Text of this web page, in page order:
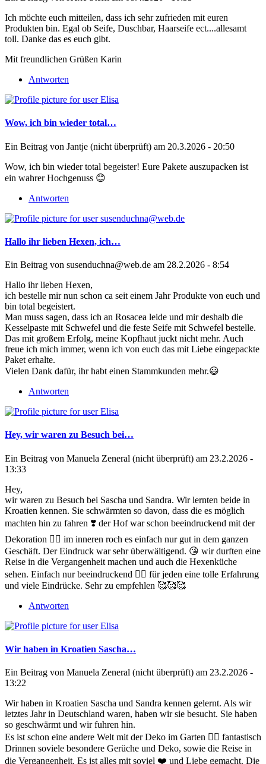
Ich möchte euch mitteilen, dass ich sehr zufrieden mit euren
Produkten bin. Egal ob Seife, Duschbar, Haarseife ect....allesamt
toll. Danke das es euch gibt.
Mit freundlichen Grüßen Karin
Antworten
Wow, ich bin wieder total…
Ein Beitrag von Jantje (nicht überprüft) am 20.3.2026 - 20:50
Wow, ich bin wieder total begeister! Eure Pakete auszupacken ist
ein wahrer Hochgenuss 😊
Antworten
Hallo ihr lieben Hexen, ich…
Ein Beitrag von susenduchna@web.de am 28.2.2026 - 8:54
Hallo ihr lieben Hexen,
ich bestelle mir nun schon ca seit einem Jahr Produkte von euch und
bin total begeistert.
Man muss sagen, dass ich an Rosacea leide und mir deshalb die
Kesselpaste mit Schwefel und die feste Seife mit Schwefel bestelle.
Das mit großem Erfolg, meine Kopfhaut juckt nicht mehr. Auch
freue ich mich immer, wenn ich von euch das mit Liebe eingepackte
Paket erhalte.
Vielen Dank dafür, ihr habt einen Stammkunden mehr.😃
Antworten
Hey, wir waren zu Besuch bei…
Ein Beitrag von Manuela Zeneral (nicht überprüft) am 23.2.2026 -
13:33
Hey,
wir waren zu Besuch bei Sascha und Sandra. Wir lernten beide in
Kroatien kennen. Sie schwärmten so davon, dass die es möglich
machten hin zu fahren ❣️ der Hof war schon beeindruckend mit der
Dekoration 🧙‍♀️ im inneren roch es einfach nur gut in dem ganzen
Geschäft. Der Eindruck war sehr überwältigend. 😘 wir durften eine
Reise in die Vergangenheit machen und auch die Hexenküche
sehen. Einfach nur beeindruckend 👍🏻 für jeden eine tolle Erfahrung
und viele Eindrücke. Sehr zu empfehlen 🥰🥰🥰
Antworten
Wir haben in Kroatien Sascha…
Ein Beitrag von Manuela Zeneral (nicht überprüft) am 23.2.2026 -
13:22
Wir haben in Kroatien Sascha und Sandra kennen gelernt. Als wir
letztes Jahr in Deutschland waren, haben wir sie besucht. Sie haben
so geschwärmt und wir fuhren hin.
Es ist schon eine andere Welt mit der Deko im Garten 👍🏻 fantastisch
Drinnen soviele besondere Gerüche und Deko, sowie die Reise in
die Vergangenheit. Es ist alles mit soviel ❤️ und Liebe gemacht. Die